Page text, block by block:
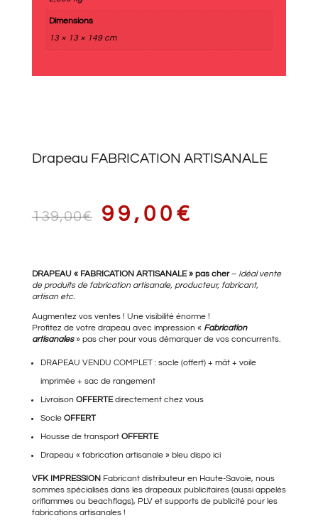
Dimensions
13 × 13 × 149 cm
Drapeau FABRICATION ARTISANALE
139,00€ LE
PRIX
INITIAL
ÉTAIT :
139,00€.
99,00 €
PRIX
ACTUEL
EST :
99,00€.
DRAPEAU « FABRICATION ARTISANALE » pas cher– Idéal vente
de produits de fabrication artisanale, producteur, fabricant,
artisan etc.
Augmentez vos ventes ! Une visibilité énorme !
Profitez de votre drapeau avec impression « Fabrication
artisanales» pas cher pour vous démarquer de vos concurrents.
DRAPEAU VENDU COMPLET : socle (offert) + mât + voile
imprimée + sac de rangement
Livraison OFFERTEdirectement chez vous
Socle OFFERT
Housse de transport OFFERTE
Drapeau « fabrication artisanale »bleu dispo ici
VFK IMPRESSION Fabricant distributeur en Haute-Savoie, nous
sommes spécialisés dans les drapeaux publicitaires (aussi appelés
oriflammes ou beachflags), PLV et supports de publicité pour les
fabrications artisanales !